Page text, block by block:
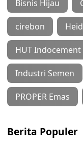
Bisnis Hijau
cirebon
HUT Indocement
Industri Semen
PROPER Emas
Berita Populer